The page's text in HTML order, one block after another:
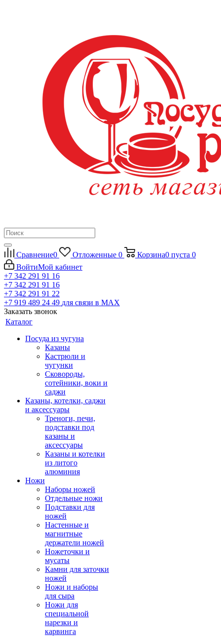
Сравнение0 Отложенные 0 Корзина0 пуста 0
ВойтиМой кабинет
+7 342 291 91 16
+7 342 291 91 16
+7 342 291 91 22
+7 919 489 24 49 для связи в МАХ
Заказать звонок
Каталог
Посуда из чугуна
Казаны
Кастрюли и
чугунки
Сковороды,
сотейники, воки и
саджи
Казаны, котелки, саджи
и аксессуары
Треноги, печи,
подставки под
казаны и
аксессуары
Казаны и котелки
из литого
алюминия
Ножи
Наборы ножей
Отдельные ножи
Подставки для
ножей
Настенные и
магнитные
держатели ножей
Ножеточки и
мусаты
Камни для заточки
ножей
Ножи и наборы
для сыра
Ножи для
специальной
нарезки и
карвинга